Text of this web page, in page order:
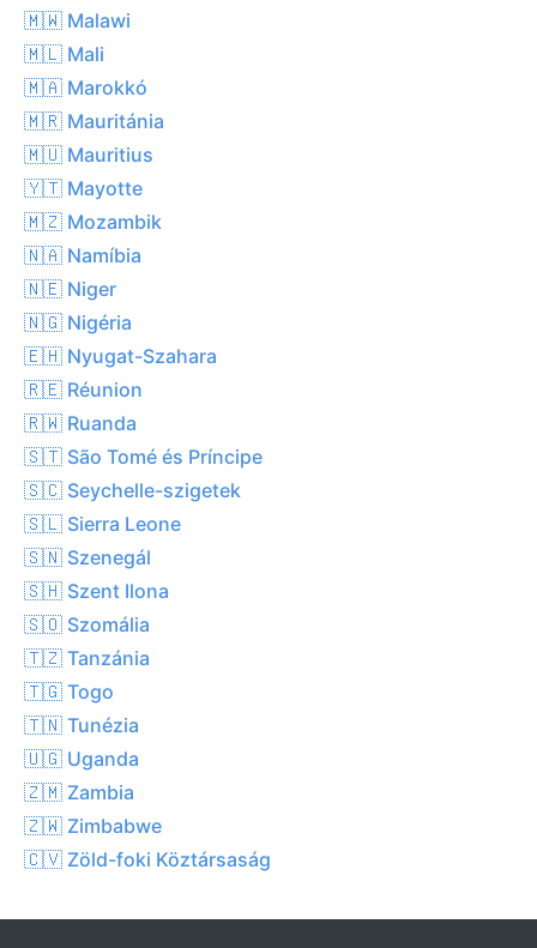
🇲🇼 Malawi
🇲🇱 Mali
🇲🇦 Marokkó
🇲🇷 Mauritánia
🇲🇺 Mauritius
🇾🇹 Mayotte
🇲🇿 Mozambik
🇳🇦 Namíbia
🇳🇪 Niger
🇳🇬 Nigéria
🇪🇭 Nyugat-Szahara
🇷🇪 Réunion
🇷🇼 Ruanda
🇸🇹 São Tomé és Príncipe
🇸🇨 Seychelle-szigetek
🇸🇱 Sierra Leone
🇸🇳 Szenegál
🇸🇭 Szent Ilona
🇸🇴 Szomália
🇹🇿 Tanzánia
🇹🇬 Togo
🇹🇳 Tunézia
🇺🇬 Uganda
🇿🇲 Zambia
🇿🇼 Zimbabwe
🇨🇻 Zöld-foki Köztársaság